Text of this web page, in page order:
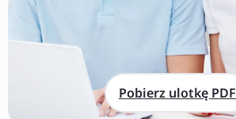
Pobierz ulotkę PDF